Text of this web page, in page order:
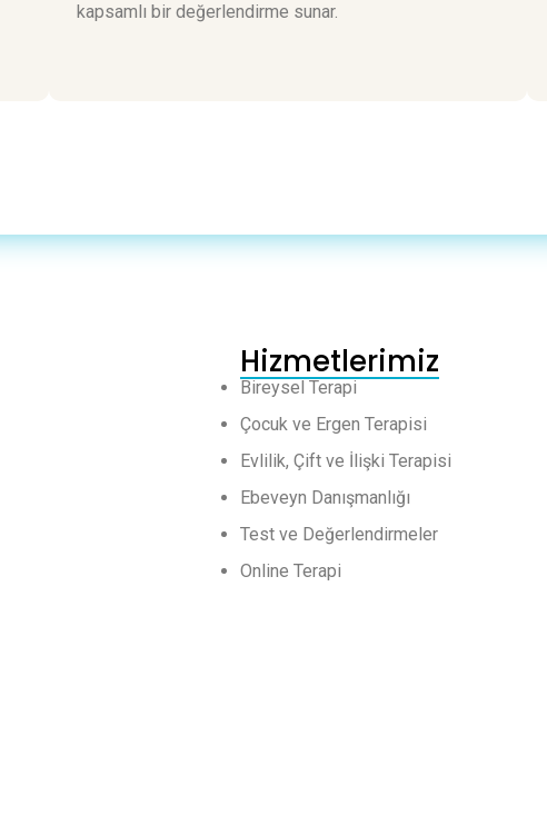
kapsamlı bir değerlendirme sunar.
Hizmetlerimiz
Bireysel Terapi
Çocuk ve Ergen Terapisi
Evlilik, Çift ve İlişki Terapisi
Ebeveyn Danışmanlığı
Test ve Değerlendirmeler
Online Terapi